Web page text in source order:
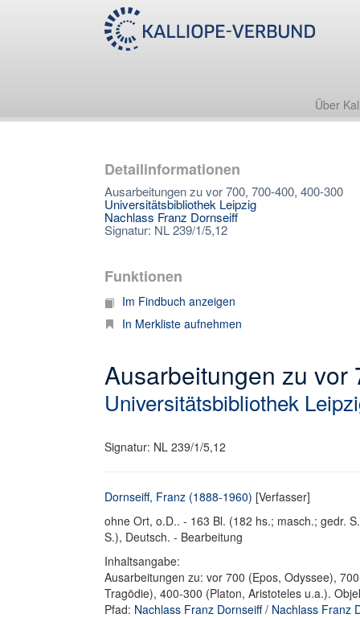
Über
Detailinformationen
Ausarbeitungen zu vor 700, 700-400, 400-300
Universitätsbibliothek Leipzig
Nachlass Franz Dornseiff
Signatur: NL 239/1/5,12
Funktionen
Im Findbuch anzeigen
In Merkliste aufnehmen
Ausarbeitungen zu
Universitätsbibliothek
Signatur: NL 239/1/5,12
Dornseiff, Franz (1888-1960) [Verfasser]
ohne Ort, o.D.. - 163 Bl. (182 hs.; masch.; gedr.
S.), Deutsch. - Bearbeitung
Inhaltsangabe:
Ausarbeitungen zu: vor 700 (Epos, Odyssee),
Tragödie), 400-300 (Platon, Aristoteles u.a.).
Pfad: Nachlass Franz Dornseiff/ Nachlass Franz